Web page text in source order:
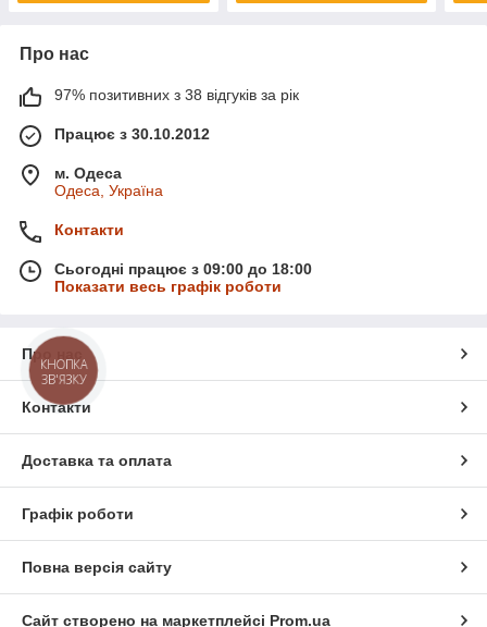
Про нас
97% позитивних з 38 відгуків за рік
Працює з 30.10.2012
м. Одеса
Одеса, Україна
Контакти
Сьогодні працює з 09:00 до 18:00
Показати весь графік роботи
Про нас
Контакти
Доставка та оплата
Графік роботи
Повна версія сайту
Сайт створено на маркетплейсі Prom.ua
КНОПКА
ЗВ'ЯЗКУ